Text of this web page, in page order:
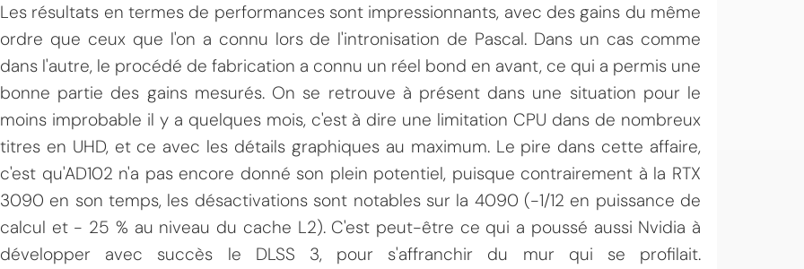
Les résultats en termes de performances sont impressionnants, avec des gains du même
ordre que ceux que l'on a connu lors de l'intronisation de Pascal. Dans un cas comme
dans l'autre, le procédé de fabrication a connu un réel bond en avant, ce qui a permis une
bonne partie des gains mesurés. On se retrouve à présent dans une situation pour le
moins improbable il y a quelques mois, c'est à dire une limitation CPU dans de nombreux
titres en UHD, et ce avec les détails graphiques au maximum. Le pire dans cette affaire,
c'est qu'AD102 n'a pas encore donné son plein potentiel, puisque contrairement à la RTX
3090 en son temps, les désactivations sont notables sur la 4090 (-1/12 en puissance de
calcul et - 25 % au niveau du cache L2). C'est peut-être ce qui a poussé aussi Nvidia à
développer avec succès le DLSS 3, pour s'affranchir du mur qui se profilait.